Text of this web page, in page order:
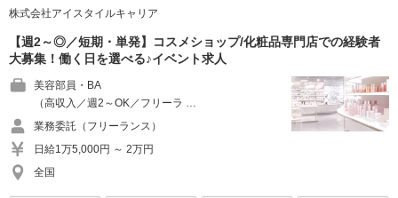
株式会社アイスタイルキャリア
【週2～◎／短期・単発】コスメショップ/化粧品専門店での経験者
大募集！働く日を選べる♪イベント求人
美容部員・BA
（高収入／週2～OK／フリーラ …
業務委託（フリーランス）
日給1万5,000円 ～ 2万円
全国